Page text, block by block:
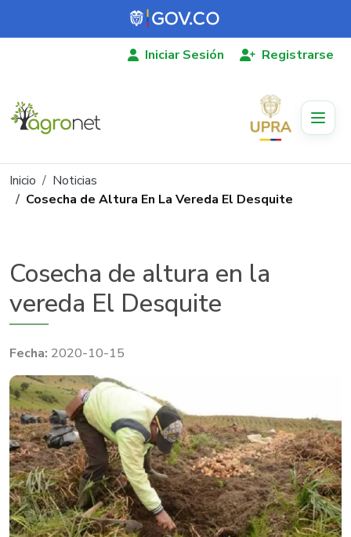
Pasar al contenido principal
Iniciar Sesión Registrarse
Ruta de navegación
Inicio
Noticias
Cosecha de Altura En La Vereda El Desquite
Cosecha de altura en la
vereda El Desquite
2020-10-15